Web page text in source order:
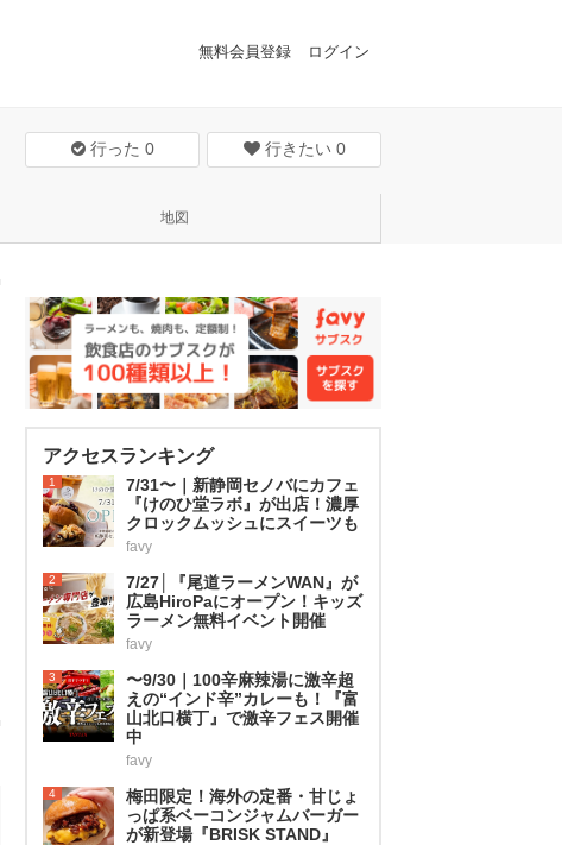
無料会員登録 ログイン
行った 0 行きたい 0
地図
アクセスランキング
1
7/31〜｜新静岡セノバにカフェ
『けのひ堂ラボ』が出店！濃厚
クロックムッシュにスイーツも
favy
2
7/27│『尾道ラーメンWAN』が
広島HiroPaにオープン！キッズ
ラーメン無料イベント開催
favy
3
〜9/30｜100辛麻辣湯に激辛超
えの“インド辛”カレーも！『富
山北口横丁』で激辛フェス開催
中
favy
4
梅田限定！海外の定番・甘じょ
っぱ系ベーコンジャムバーガー
が新登場『BRISK STAND』